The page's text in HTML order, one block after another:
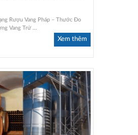
Rượu Vang Pháp – Thước Đo
Vang Trứ ...
Xem thêm